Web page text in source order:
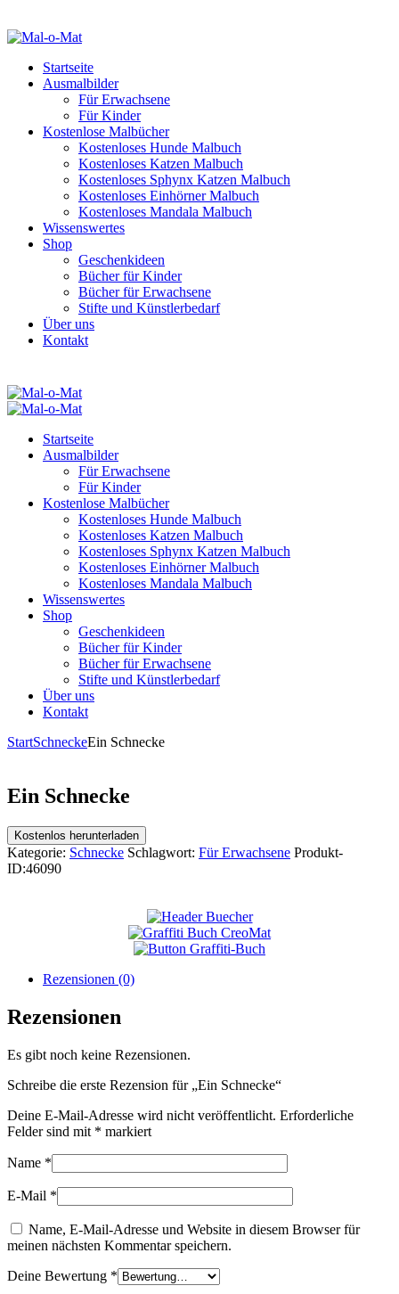
Startseite
Ausmalbilder
Für Erwachsene
Für Kinder
Kostenlose Malbücher
Kostenloses Hunde Malbuch
Kostenloses Katzen Malbuch
Kostenloses Sphynx Katzen Malbuch
Kostenloses Einhörner Malbuch
Kostenloses Mandala Malbuch
Wissenswertes
Shop
Geschenkideen
Bücher für Kinder
Bücher für Erwachsene
Stifte und Künstlerbedarf
Über uns
Kontakt
Startseite
Ausmalbilder
Für Erwachsene
Für Kinder
Kostenlose Malbücher
Kostenloses Hunde Malbuch
Kostenloses Katzen Malbuch
Kostenloses Sphynx Katzen Malbuch
Kostenloses Einhörner Malbuch
Kostenloses Mandala Malbuch
Wissenswertes
Shop
Geschenkideen
Bücher für Kinder
Bücher für Erwachsene
Stifte und Künstlerbedarf
Über uns
Kontakt
StartSchneckeEin Schnecke
Ein Schnecke
Kostenlos herunterladen
Kategorie: Schnecke Schlagwort: Für Erwachsene Produkt-
ID:46090
Rezensionen (0)
Rezensionen
Es gibt noch keine Rezensionen.
Schreibe die erste Rezension für „Ein Schnecke“
Deine E-Mail-Adresse wird nicht veröffentlicht. Erforderliche
Felder sind mit * markiert
Name *
E-Mail *
Name, E-Mail-Adresse und Website in diesem Browser für
meinen nächsten Kommentar speichern.
Deine Bewertung *